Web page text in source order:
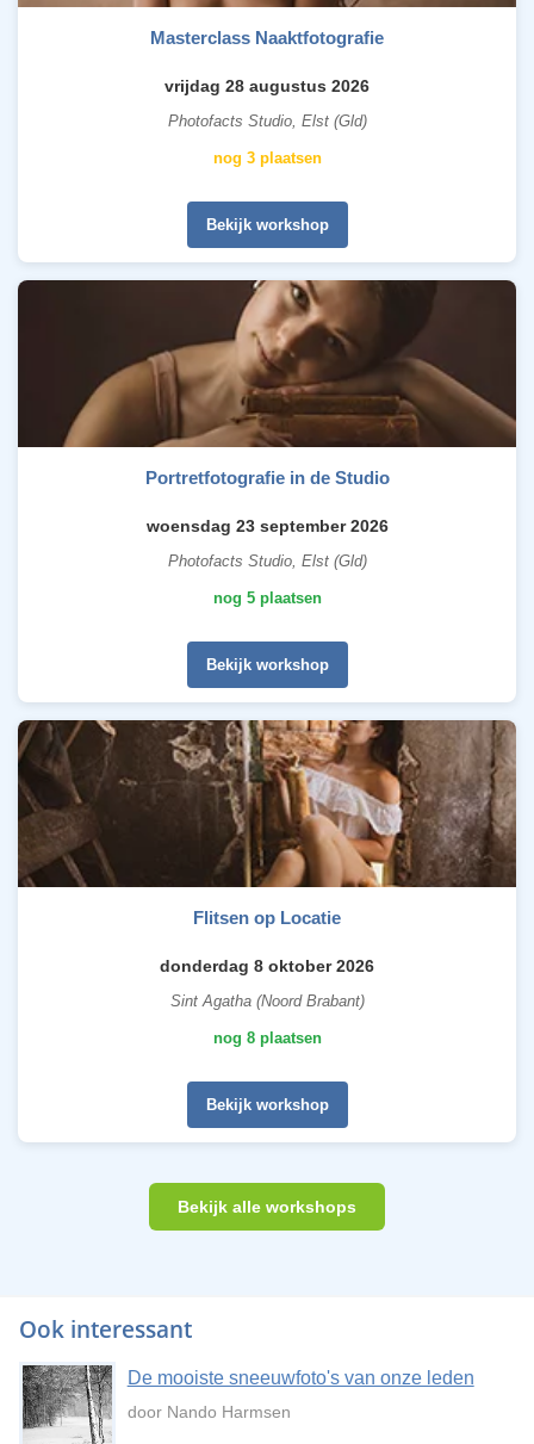
Masterclass Naaktfotografie
vrijdag 28 augustus 2026
Photofacts Studio, Elst (Gld)
nog 3 plaatsen
Bekijk workshop
Portretfotografie in de Studio
woensdag 23 september 2026
Photofacts Studio, Elst (Gld)
nog 5 plaatsen
Bekijk workshop
Flitsen op Locatie
donderdag 8 oktober 2026
Sint Agatha (Noord Brabant)
nog 8 plaatsen
Bekijk workshop
Bekijk alle workshops
Ook interessant
De mooiste sneeuwfoto's van onze leden
door Nando Harmsen